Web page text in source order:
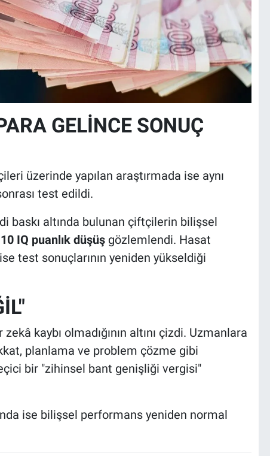
GELİNCE SONUÇ
üzerinde yapılan araştırmada ise aynı
test edildi.
baskı altında bulunan çiftçilerin bilişsel
IQ puanlık düşüşgözlemlendi. Hasat
test sonuçlarının yeniden yükseldiği
kaybı olmadığının altını çizdi. Uzmanlara
planlama ve problem çözme gibi
bir "zihinsel bant genişliği vergisi"
ise bilişsel performans yeniden normal